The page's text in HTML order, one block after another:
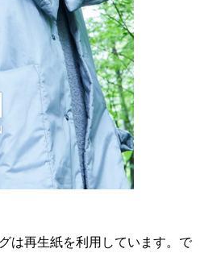
は再生紙を利用しています。で